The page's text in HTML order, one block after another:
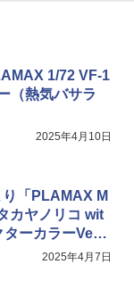
1/72 VF-1
（熱気バサラ
2025年4月10日
り「PLAMAX M
カヤノリコ wit
ターカラーVe
オフで販売中
2025年4月7日